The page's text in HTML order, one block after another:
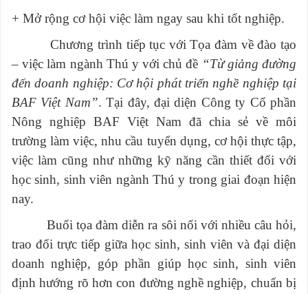
+ Mở rộng cơ hội việc làm ngay sau khi tốt nghiệp.
Chương trình tiếp tục với Tọa đàm về đào tạo
– việc làm ngành Thú y với chủ đề “Từ giảng đường
đến doanh nghiệp: Cơ hội phát triển nghề nghiệp tại
BAF Việt Nam”. Tại đây, đại diện Công ty Cổ phần
Nông nghiệp BAF Việt Nam đã chia sẻ về môi
trường làm việc, nhu cầu tuyển dụng, cơ hội thực tập,
việc làm cũng như những kỹ năng cần thiết đối với
học sinh, sinh viên ngành Thú y trong giai đoạn hiện
nay.
Buổi tọa đàm diễn ra sôi nổi với nhiều câu hỏi,
trao đổi trực tiếp giữa học sinh, sinh viên và đại diện
doanh nghiệp, góp phần giúp học sinh, sinh viên
định hướng rõ hơn con đường nghề nghiệp, chuẩn bị